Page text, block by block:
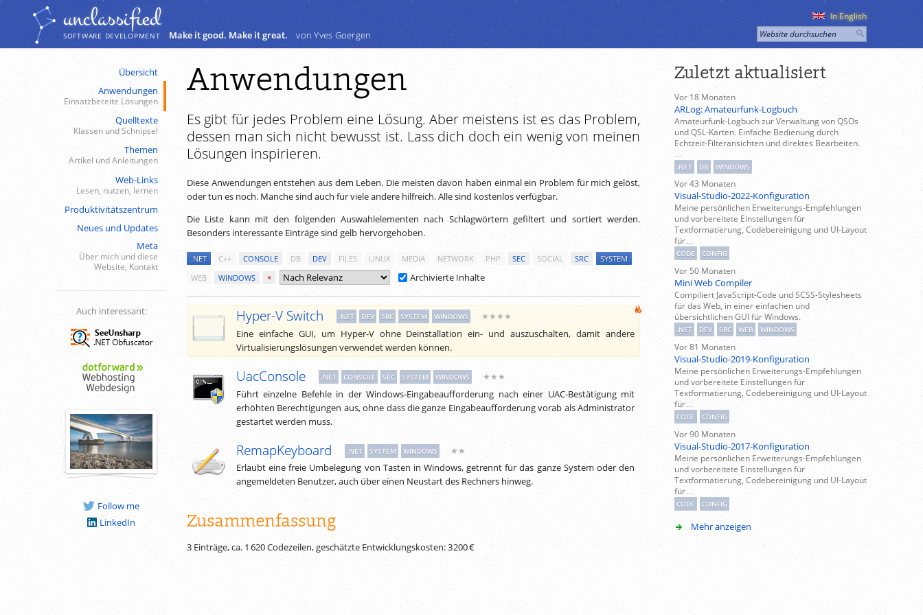
Inhalt
In English
unclassiﬁed
SOFTWARE DEVELOPMENT Make it good. Make it great. von Yves Goergen
Übersicht
Anwendungen
Einsatzbereite Lösungen
Quelltexte
Klassen und Schnipsel
Themen
Artikel und Anleitungen
Web-Links
Lesen, nutzen, lernen
Produktivitätszentrum
Neues und Updates
Meta
Über mich und diese
Website, Kontakt
Auch interessant:
Follow me
LinkedIn
Zuletzt aktualisiert
Vor 18 Monaten
ARLog: Amateurfunk-Logbuch
Amateurfunk-Logbuch zur Verwaltung von QSOs
und QSL-Karten. Einfache Bedienung durch
Echtzeit-Filteransichten und direktes Bearbeiten.
…
.NET DB WINDOWS
Vor 43 Monaten
Visual-Studio-2022-Konfiguration
Meine persönlichen Erweiterungs-Empfehlungen
und vorbereitete Einstellungen für
Textformatierung, Codebereinigung und UI-Layout
für…
CODE CONFIG
Vor 50 Monaten
Mini Web Compiler
Compiliert JavaScript-Code und SCSS-Stylesheets
für das Web, in einer einfachen und
übersichtlichen GUI für Windows.
.NET DEV SRC WEB WINDOWS
Vor 81 Monaten
Visual-Studio-2019-Konfiguration
Meine persönlichen Erweiterungs-Empfehlungen
und vorbereitete Einstellungen für
Textformatierung, Codebereinigung und UI-Layout
für…
CODE CONFIG
Vor 90 Monaten
Visual-Studio-2017-Konfiguration
Meine persönlichen Erweiterungs-Empfehlungen
und vorbereitete Einstellungen für
Textformatierung, Codebereinigung und UI-Layout
für…
CODE CONFIG
Mehr anzeigen
Anwendungen
Es gibt für jedes Problem eine Lösung. Aber meistens ist es das Problem,
dessen man sich nicht bewusst ist. Lass dich doch ein wenig von meinen
Lösungen inspirieren.
Diese Anwendungen entstehen aus dem Leben. Die meisten davon haben einmal ein Problem für mich gelöst,
oder tun es noch. Manche sind auch für viele andere hilfreich. Alle sind kostenlos verfügbar.
Die Liste kann mit den folgenden Auswahlelementen nach Schlagwörtern gefiltert und sortiert werden.
Besonders interessante Einträge sind gelb hervorgehoben.
.NET C++ CONSOLE DB DEV FILES LINUX MEDIA NETWORK PHP SEC SOCIAL SRC
SYSTEM
WEB
WINDOWS × Archivierte Inhalte
Hyper-V Switch .NET DEV SRC SYSTEM WINDOWS ★★★★
Eine einfache GUI, um Hyper-V ohne Deinstallation ein- und auszuschalten, damit andere
Virtualisierungslösungen verwendet werden können.
UacConsole .NET CONSOLE SEC SYSTEM WINDOWS ★★★
Führt einzelne Befehle in der Windows-Eingabeaufforderung nach einer UAC-Bestätigung mit
erhöhten Berechtigungen aus, ohne dass die ganze Eingabeaufforderung vorab als Administrator
gestartet werden muss.
RemapKeyboard .NET SYSTEM WINDOWS ★★
Erlaubt eine freie Umbelegung von Tasten in Windows, getrennt für das ganze System oder den
angemeldeten Benutzer, auch über einen Neustart des Rechners hinweg.
Zusammenfassung
3 Einträge, ca. 1 620Codezeilen, geschätzte Entwicklungskosten:3 200 €